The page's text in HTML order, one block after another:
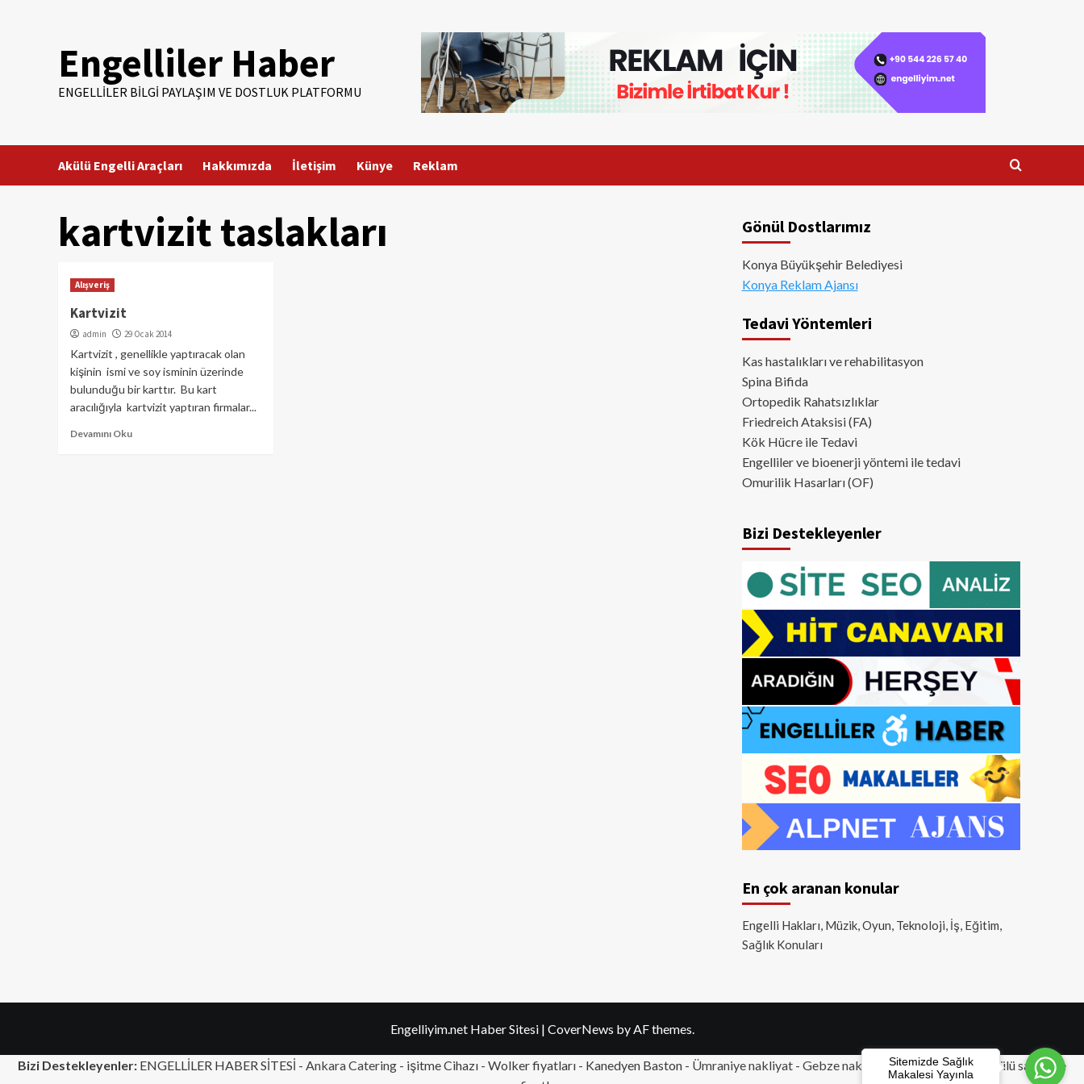
Engelliler Haber
ENGELLILER BILGI PAYLAŞIM VE DOSTLUK PLATFORMU
Akülü Engelli Araçları Hakkımızda İletişim Künye Reklam
kartvizit taslakları
Alışveriş
Kartvizit
admin 29 Ocak 2014
Kartvizit , genellikle yaptıracak olan
kişinin ismi ve soy isminin üzerinde
bulunduğu bir karttır. Bu kart
aracılığıyla kartvizit yaptıran firmalar...
Devamını Oku
Gönül Dostlarımız
Konya Büyükşehir Belediyesi
Konya Reklam Ajansı
Tedavi Yöntemleri
Kas hastalıkları ve rehabilitasyon
Spina Bifida
Ortopedik Rahatsızlıklar
Friedreich Ataksisi (FA)
Kök Hücre ile Tedavi
Engelliler ve bioenerji yöntemi ile tedavi
Omurilik Hasarları (OF)
Bizi Destekleyenler
En çok aranan konular
Engelli Hakları, Müzik, Oyun, Teknoloji, İş, Eğitim,
Sağlık Konuları
Engelliyim.net Haber Sitesi | CoverNews by AF themes.
Bizi Destekleyenler: ENGELLİLER HABER SİTESİ - Ankara Catering - işitme Cihazı - Wolker fiyatları - Kanedyen Baston - Ümraniye nakliyat - Gebze nakliyat -Tuzla nakliyat - Akülü sandalye
Sitemizde Sağlık
Makalesi Yayınla